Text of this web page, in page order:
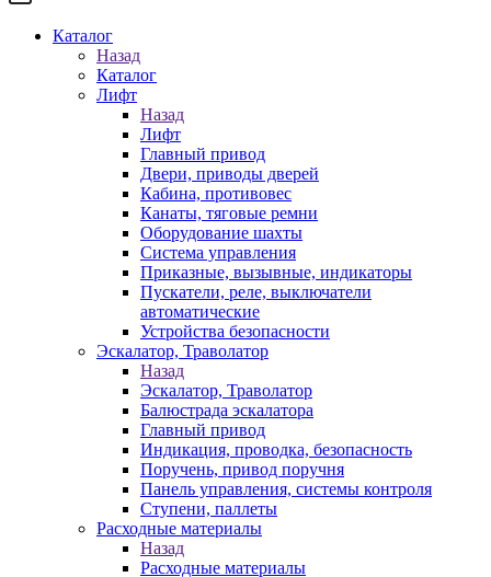
Каталог
Назад
Каталог
Лифт
Назад
Лифт
Главный привод
Двери, приводы дверей
Кабина, противовес
Канаты, тяговые ремни
Оборудование шахты
Система управления
Приказные, вызывные, индикаторы
Пускатели, реле, выключатели
автоматические
Устройства безопасности
Эскалатор, Траволатор
Назад
Эскалатор, Траволатор
Балюстрада эскалатора
Главный привод
Индикация, проводка, безопасность
Поручень, привод поручня
Панель управления, системы контроля
Ступени, паллеты
Расходные материалы
Назад
Расходные материалы